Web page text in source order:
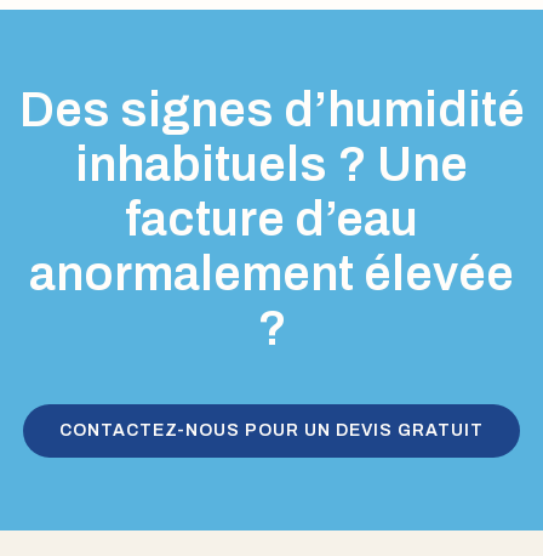
Des signes d’humidité
inhabituels ? Une
facture d’eau
anormalement élevée
?
CONTACTEZ-NOUS POUR UN DEVIS GRATUIT